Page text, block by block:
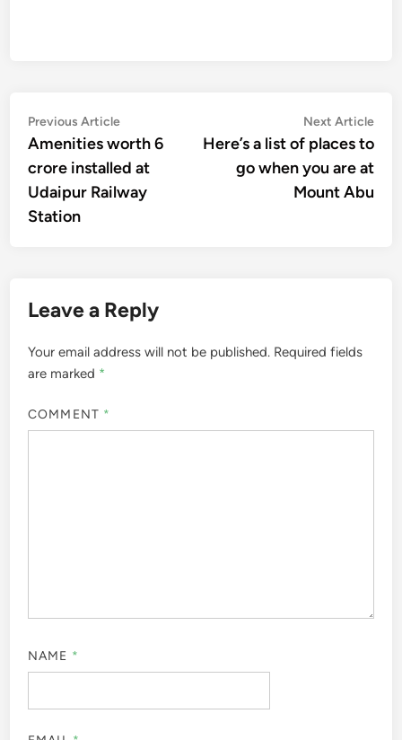
Post
navigation
Previous ArticlePrevious
article:
Amenities worth 6
crore installed at
Udaipur Railway
Station
Next Article
Here’s a list of places to
go when you are at
Mount Abu
Leave a Reply
Your email address will not be published. Required fields
are marked *
COMMENT *
NAME *